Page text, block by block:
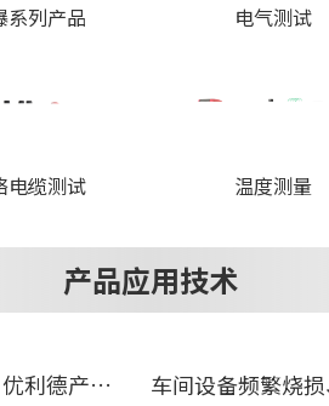
系列产品 电气测试
电缆测试 温度测量
产品应用技术
告别“灯不亮不修”！优利德产品组合赋能城市道路照明设施运维更高效